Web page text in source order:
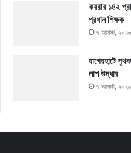
কয়রার ১৪২
প্রধান শিক্ষক
৭ আগস্ট, ২০২৬
বাগেরহাটে
লাশ উদ্ধার
৭ আগস্ট, ২০২৬